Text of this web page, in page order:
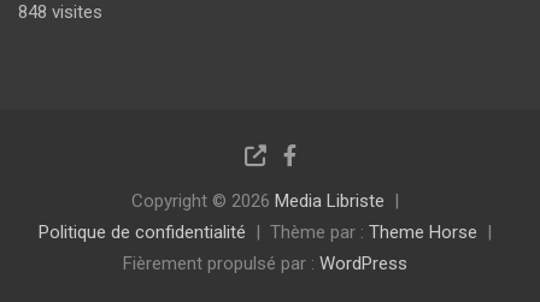
848 visites
Copyright © 2026 Media Libriste
Politique de confidentialité
Thème par : Theme Horse
Fièrement propulsé par : WordPress